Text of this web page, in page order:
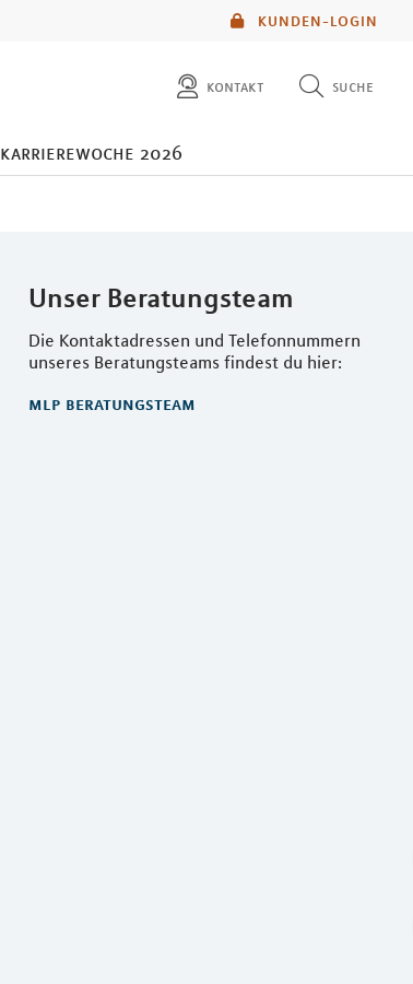
KUNDEN-LOGIN
kontakt suche
diese website durchsuchen
karrierewoche 2026
Unser Beratungsteam
Die Kontaktadressen und Telefonnummern
unseres Beratungsteams findest du hier:
mlp beratungsteam